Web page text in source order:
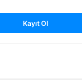
Kayıt Ol